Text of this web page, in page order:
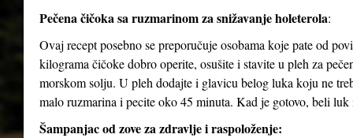
Pečena čičoka sa ruzmarinom za snižavanje holeterola:
Ovaj recept posebno se preporučuje osobama koje pate od
kilograma čičoke dobro operite, osušite i stavite u pleh za
morskom solju. U pleh dodajte i glavicu belog luka koju ne
malo ruzmarina i pecite oko 45 minuta. Kad je gotovo, beli
Šampanjac od zove za zdravlje i raspoloženje: